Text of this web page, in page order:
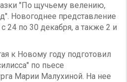
"По щучьему велению,
Новогоднее представление
24 по 30 декабря, а также 2 и
к Новому году подготовил
по пьесе
Марии Малухиной. На нее